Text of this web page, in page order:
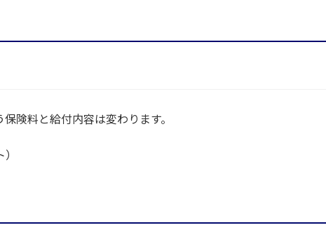
険料と給付内容は変わります。